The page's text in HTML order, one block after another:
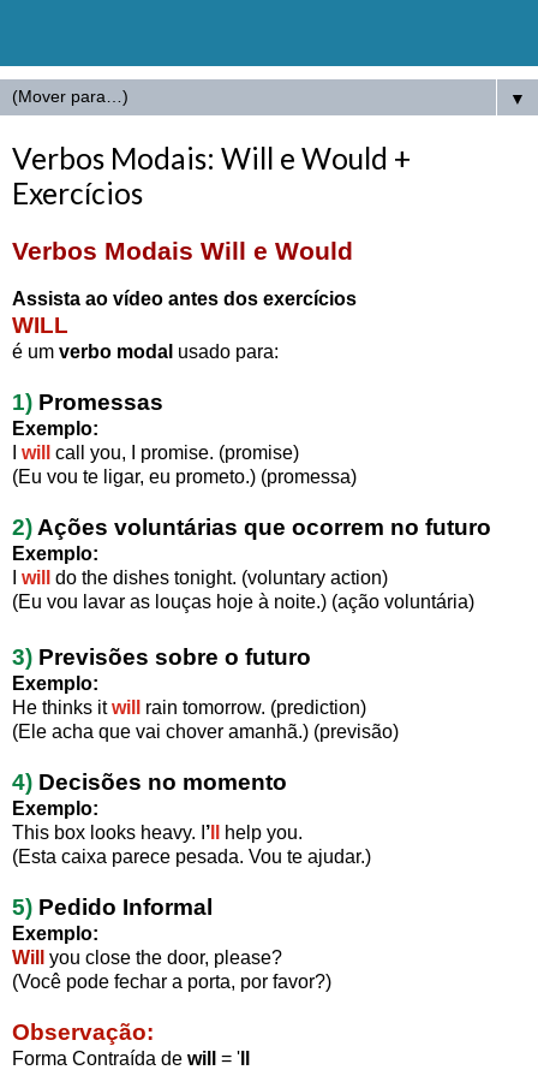
▼
Verbos Modais: Will e Would +
Exercícios
Verbos Modais Will e Would
Assista ao vídeo antes dos exercícios
WILL
é um verbo modal usado para:
1) Promessas
Exemplo:
will
call you, I promise. (promise)
(Eu vou te ligar, eu prometo.) (promessa)
2) Ações voluntárias que ocorrem no futuro
Exemplo:
will
do the dishes tonight. (voluntary action)
(Eu vou lavar as louças hoje à noite.) (ação voluntária)
3) Previsões sobre o futuro
Exemplo:
He thinks itwill
rain tomorrow. (prediction)
(Ele acha que vai chover amanhã.) (previsão)
4) Decisões no momento
Exemplo:
This box looks heavy. I ’
help you.
(Esta caixa parece pesada. Vou te ajudar.)
5) Pedido Informal
Exemplo:
Will
you close the door, please?
(Você pode fechar a porta, por favor?)
Observação:
Forma Contraída de will = '